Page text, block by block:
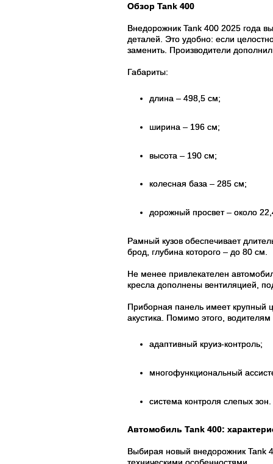
Обзор Tank 400
Внедорожник Tank 400 2025 года
деталей. Это удобно: если
заменить. Производители
Габариты:
длина – 498,5 см;
ширина – 196 см;
высота – 190 см;
колесная база – 285 см;
дорожный просвет – около
Рамный кузов обеспечивает
брод, глубина которого – до 80 см.
Не менее привлекателен
кресла дополнены вентиляцией,
Приборная панель имеет крупный
акустика. Помимо этого,
адаптивный круиз-контроль;
многофункциональный
система контроля слепых зон.
Автомобиль Tank 400:
Выбирая новый внедорожник Tank